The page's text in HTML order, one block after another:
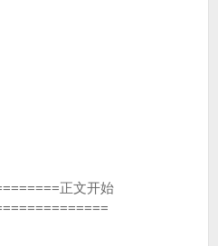
正文开始